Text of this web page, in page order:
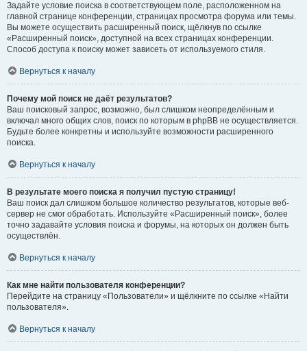
Задайте условие поиска в соответствующем поле, расположенном на
главной странице конференции, страницах просмотра форума или темы.
Вы можете осуществить расширенный поиск, щёлкнув по ссылке
«Расширенный поиск», доступной на всех страницах конференции.
Способ доступа к поиску может зависеть от используемого стиля.
Вернуться к началу
Почему мой поиск не даёт результатов?
Ваш поисковый запрос, возможно, был слишком неопределённым и
включал много общих слов, поиск по которым в phpBB не осуществляется.
Будьте более конкретны и используйте возможности расширенного
поиска.
Вернуться к началу
В результате моего поиска я получил пустую страницу!
Ваш поиск дал слишком большое количество результатов, которые веб-
сервер не смог обработать. Используйте «Расширенный поиск», более
точно задавайте условия поиска и форумы, на которых он должен быть
осуществлён.
Вернуться к началу
Как мне найти пользователя конференции?
Перейдите на страницу «Пользователи» и щёлкните по ссылке «Найти
пользователя».
Вернуться к началу